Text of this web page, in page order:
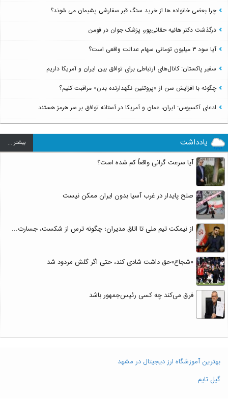
چرا بعضی خانواده ها از خرید سنگ قبر سفارشی پشیمان می شوند؟
درگذشت دکتر هانیه حقانی‌پور، پزشک جوان در فومن
آیا سود ۳ میلیون تومانی سهام عدالت واقعی است؟
سفیر پاکستان: کانال‌های ارتباطی برای توافق بین ایران و آمریکا داریم
چگونه با افزایش سن از «پروتئین نگهدارنده بدن» مراقبت کنیم؟
ادعای آکسیوس: ایران، عمان و آمریکا در آستانه توافق بر سر هرمز هستند
یادداشت بيشتر ...
آیا سرعت گرانی واقعاً کم شده است؟
صلح پایدار در غرب آسیا بدون ایران ممکن نیست
از نیمکت تیم ملی تا اتاق مدیران؛ چگونه ترس از شکست، جسارت...
«شجاع»حق داشت شادی کند، حتی اگر گلش مردود شد
فرق می‌کند چه کسی رئیس‌جمهور باشد
بهترین آموزشگاه ارز دیجیتال در مشهد
گیل تایم